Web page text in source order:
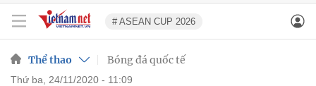
# ASEAN CUP 2026
Thể thao Bóng đá quốc tế
thứ ba, 24/11/2020 - 11:09